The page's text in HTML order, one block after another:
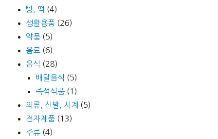
빵, 떡 (4)
생활용품 (26)
약품 (5)
음료 (6)
음식 (28)
배달음식 (5)
즉석식품 (1)
의류, 신발, 시계 (5)
전자제품 (13)
주류 (4)